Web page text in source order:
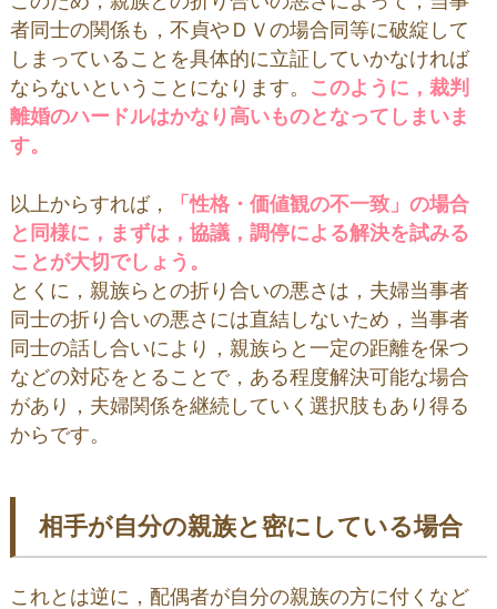
者同士の関係も，不貞やＤＶの場合同等に破綻して
しまっていることを具体的に立証していかなければ
ならないということになります。
このように，裁判
離婚のハードルはかなり高いものとなってしまいま
す。
以上からすれば，
「性格・価値観の不一致」の場合
と同様に，まずは，協議，調停による解決を試みる
ことが大切でしょう。
とくに，親族らとの折り合いの悪さは，夫婦当事者
同士の折り合いの悪さには直結しないため，当事者
同士の話し合いにより，親族らと一定の距離を保つ
などの対応をとることで，ある程度解決可能な場合
があり，夫婦関係を継続していく選択肢もあり得る
からです。
相手が自分の親族と密にしている場合
これとは逆に，配偶者が自分の親族の方に付くなど